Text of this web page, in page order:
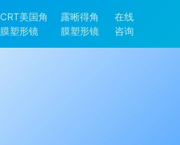
CRT美国角
膜塑形镜
露晰得角
膜塑形镜
在线
咨询